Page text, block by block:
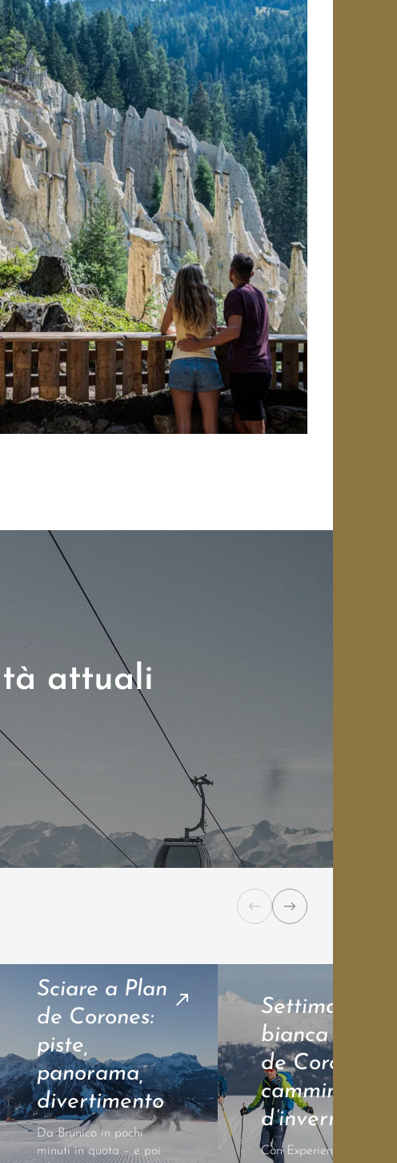
attuali
Sciare a Plan
de Corones:
piste,
panorama,
divertimento
Da Brunico in pochi
minuti in quota – e poi
Settimana
bianca a Plan
de Corones:
camminate
d’inverno
Con Experience Guide